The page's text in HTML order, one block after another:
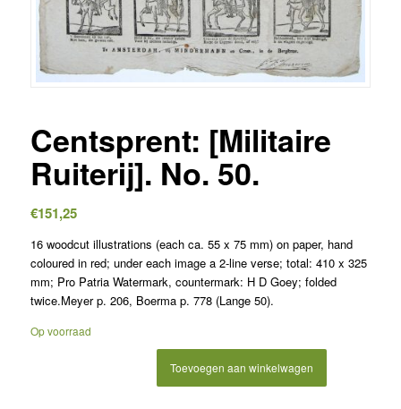
Centsprent: [Militaire
Ruiterij]. No. 50.
€151,25
16 woodcut illustrations (each ca. 55 x 75 mm) on paper, hand
coloured in red; under each image a 2-line verse; total: 410 x 325
mm; Pro Patria Watermark, countermark: H D Goey; folded
twice.Meyer p. 206, Boerma p. 778 (Lange 50).
Op voorraad
Toevoegen aan winkelwagen